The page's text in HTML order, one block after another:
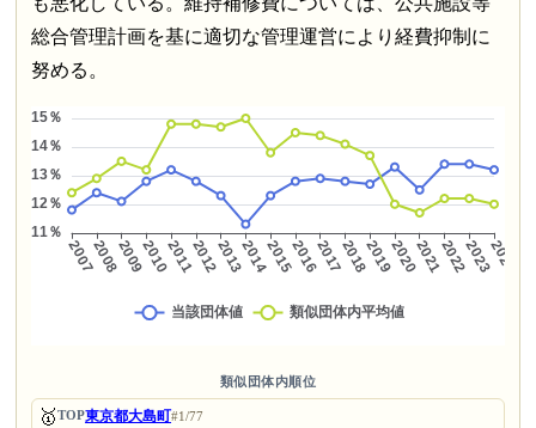
総合管理計画を基に適切な管理運営により経費抑制に
努める。
類似団体内順位
🥇TOP東京都大島町#1/77